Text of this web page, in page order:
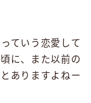
ていう恋愛して
に、また以前の
ありますよねー